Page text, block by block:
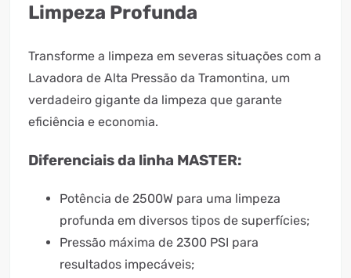
Limpeza Profunda
Transforme a limpeza em severas situações com a
Lavadora de Alta Pressão da Tramontina, um
verdadeiro gigante da limpeza que garante
eficiência e economia.
Diferenciais da linha MASTER:
Potência de 2500W para uma limpeza
profunda em diversos tipos de superfícies;
Pressão máxima de 2300 PSI para
resultados impecáveis;